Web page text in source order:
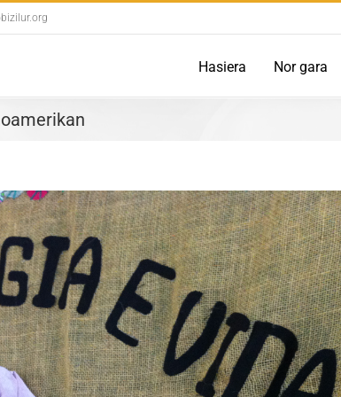
Hasiera Nor gara